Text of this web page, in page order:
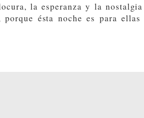
la esperanza y la
porque ésta noche es para